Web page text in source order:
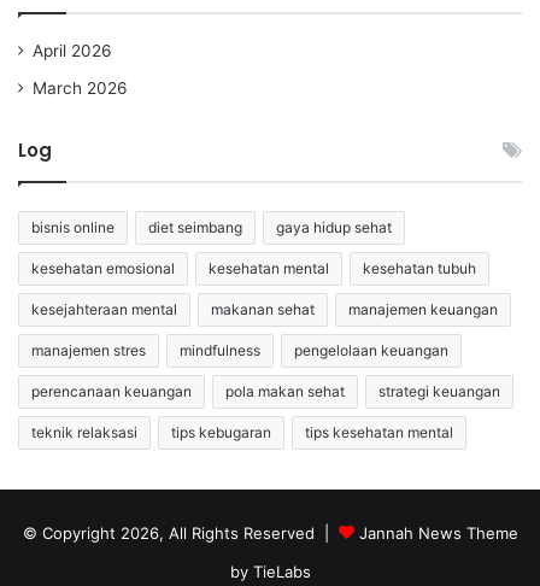
April 2026
March 2026
Log
bisnis online diet seimbang gaya hidup sehat
kesehatan emosional kesehatan mental kesehatan tubuh
kesejahteraan mental makanan sehat manajemen keuangan
manajemen stres mindfulness pengelolaan keuangan
perencanaan keuangan pola makan sehat strategi keuangan
teknik relaksasi tips kebugaran tips kesehatan mental
© Copyright 2026, All Rights Reserved |
Jannah News Theme
by TieLabs